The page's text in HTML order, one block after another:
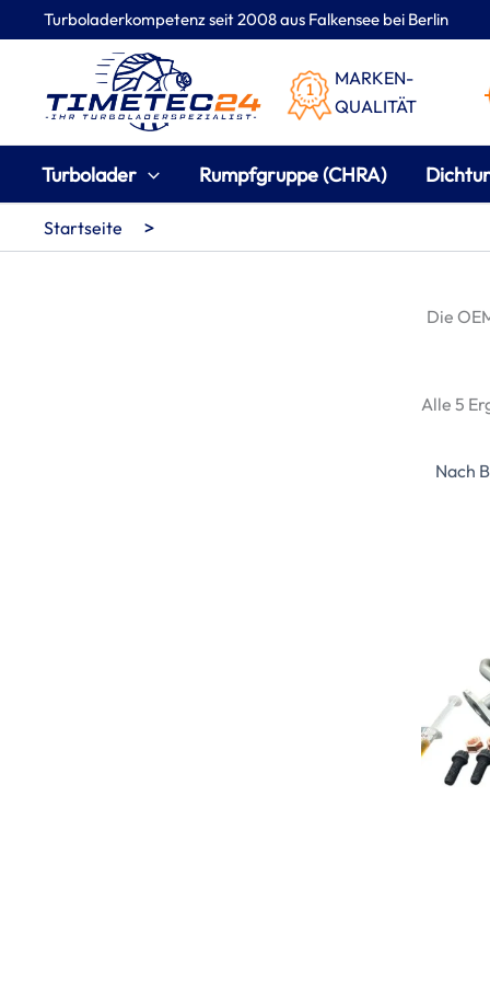
Turboladerkompetenz seit 2008 aus Falkensee bei Berlin
MARKEN-
QUALITÄT
Turbolader Rumpfgruppe (CHRA)
Inhalt
Startseite >
Die
Alle 5